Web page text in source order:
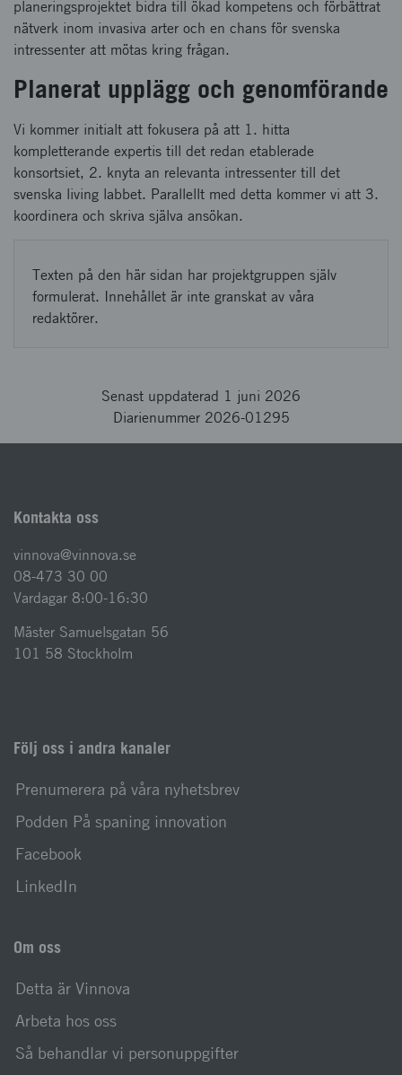
planeringsprojektet bidra till ökad kompetens och förbättrat
nätverk inom invasiva arter och en chans för svenska
intressenter att mötas kring frågan.
Planerat upplägg och genomförande
Vi kommer initialt att fokusera på att 1. hitta
kompletterande expertis till det redan etablerade
konsortsiet, 2. knyta an relevanta intressenter till det
svenska living labbet. Parallellt med detta kommer vi att 3.
koordinera och skriva själva ansökan.
Texten på den här sidan har projektgruppen själv
formulerat. Innehållet är inte granskat av våra
redaktörer.
Senast uppdaterad 1 juni 2026
Diarienummer 2026-01295
Kontakta oss
vinnova@vinnova.se
08-473 30 00
Vardagar 8:00-16:30
Mäster Samuelsgatan 56
101 58 Stockholm
Följ oss i andra kanaler
Prenumerera på våra nyhetsbrev
Podden På spaning innovation
Facebook
LinkedIn
Om oss
Detta är Vinnova
Arbeta hos oss
Så behandlar vi personuppgifter